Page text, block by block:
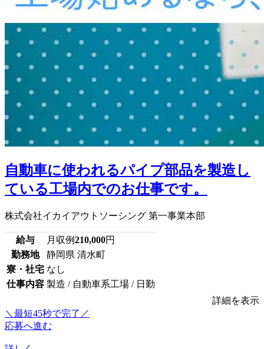
自動車に使われるパイプ部品を製造し
ている工場内でのお仕事です。
株式会社イカイアウトソーシング 第一事業本部
給与 月収例210,000円
勤務地
静岡県 清水町
寮・社宅 なし
仕事内容 製造 / 自動車系工場 / 日勤
詳細を表示
＼最短45秒で完了／
応募へ進む